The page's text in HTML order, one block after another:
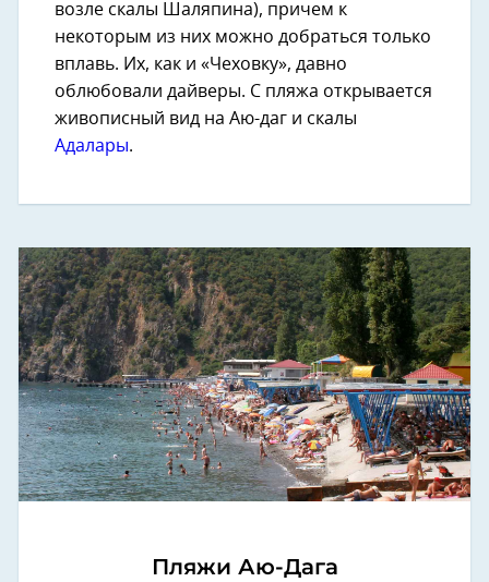
возле скалы Шаляпина), причем к
некоторым из них можно добраться только
вплавь. Их, как и «Чеховку», давно
облюбовали дайверы. С пляжа открывается
живописный вид на Аю-даг и скалы
Адалары.
Пляжи Аю-Дага